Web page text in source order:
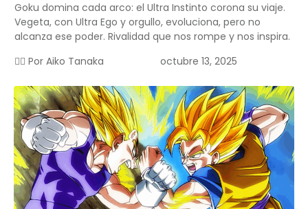
Goku domina cada arco: el Ultra Instinto corona su viaje.
Vegeta, con Ultra Ego y orgullo, evoluciona, pero no
alcanza ese poder. Rivalidad que nos rompe y nos inspira.
✍🏻 Por Aiko Tanaka octubre 13, 2025